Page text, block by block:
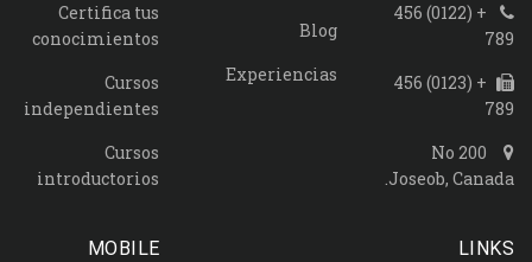
+ (0122) 456
789
+ (0123) 456
789
No 200
Joseob, Canada.
Blog
Experiencias
Certifica tus
conocimientos
Cursos
independientes
Cursos
introductorios
LINKS
MOBILE